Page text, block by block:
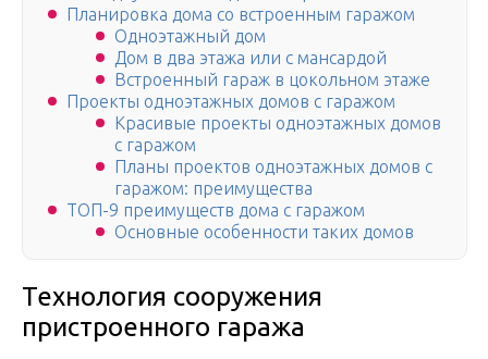
Планировка дома со встроенным гаражом
Одноэтажный дом
Дом в два этажа или с мансардой
Встроенный гараж в цокольном этаже
Проекты одноэтажных домов с гаражом
Красивые проекты одноэтажных домов
с гаражом
Планы проектов одноэтажных домов с
гаражом: преимущества
ТОП-9 преимуществ дома с гаражом
Основные особенности таких домов
Технология сооружения
пристроенного гаража